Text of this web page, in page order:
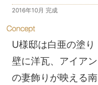
2016年10月 完成
U様邸は白亜の塗り
壁に洋瓦、アイアン
の妻飾りが映える南